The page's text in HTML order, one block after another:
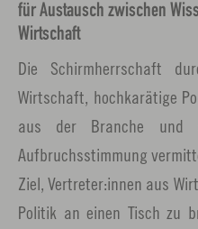
für Austausch zwischen
Wirtschaft
Die Schirmherrschaft
Wirtschaft, hochkarätige
aus der Branche und
Aufbruchsstimmung
Ziel, Vertreter:innen aus
Politik an einen Tisch zu